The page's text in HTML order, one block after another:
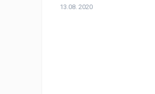
13.08. 2020